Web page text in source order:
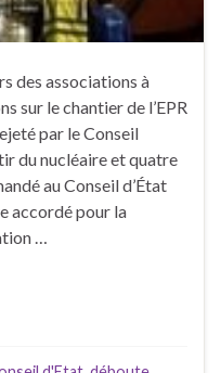
des associations à
sur le chantier de l’EPR
par le Conseil
du nucléaire et quatre
au Conseil d’État
accordé pour la
…